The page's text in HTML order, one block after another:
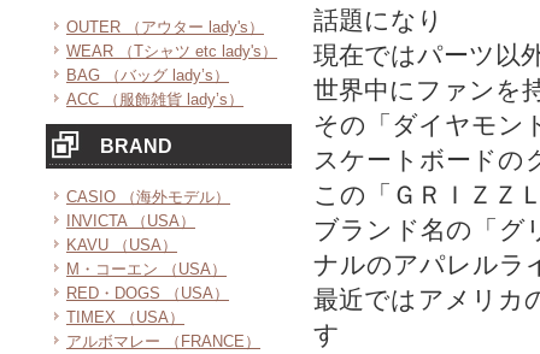
OUTER （アウター lady's）
WEAR （Tシャツ etc lady's）
BAG （バッグ lady’s）
ACC （服飾雑貨 lady’s）
BRAND
CASIO （海外モデル）
INVICTA （USA）
KAVU （USA）
M・コーエン （USA）
RED・DOGS （USA）
TIMEX （USA）
アルボマレー （FRANCE）
話題になり
現在ではパーツ以
世界中にファンを
その「ダイヤモン
スケートボードの
この「ＧＲＩＺＺ
ブランド名の「グ
ナルのアパレルラ
最近ではアメリカ
す